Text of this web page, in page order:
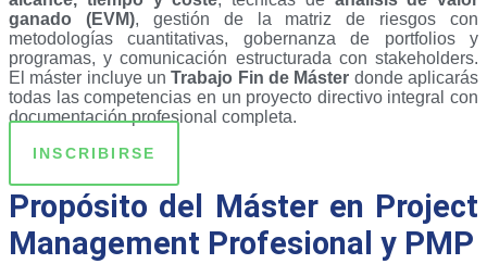
ganado (EVM), gestión de la matriz de riesgos con
metodologías cuantitativas, gobernanza de portfolios y
programas, y comunicación estructurada con stakeholders.
El máster incluye unTrabajo Fin de Máster donde aplicarás
todas las competencias en un proyecto directivo integral con
documentación profesional completa.
INSCRIBIRSE
Propósito del Máster en Project
Management Profesional y PMP